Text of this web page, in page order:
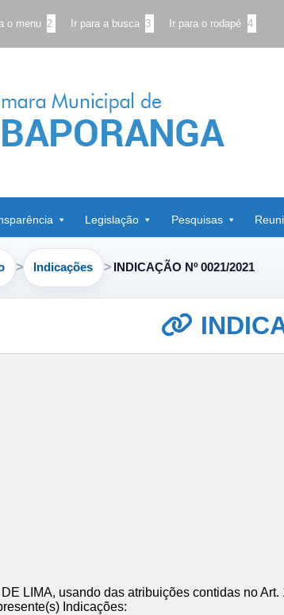
o menu 2 Ir para a busca 3 Ir para o rodapé 4
Legislação Pesquisas
Indicações INDICAÇÃO Nº 0021/2021
LIMA, usando das atribuições contidas no
Indicações: